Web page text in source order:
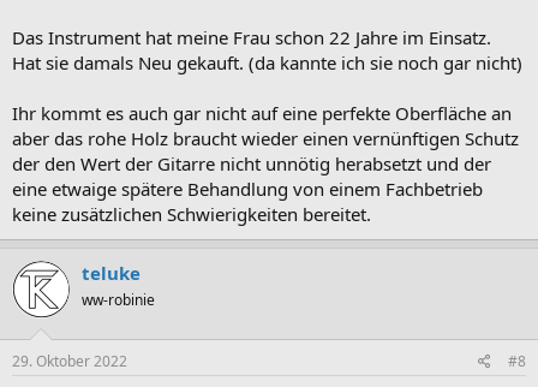
Das Instrument hat meine Frau schon 22 Jahre im Einsatz.
Hat sie damals Neu gekauft. (da kannte ich sie noch gar nicht)
Ihr kommt es auch gar nicht auf eine perfekte Oberfläche an
aber das rohe Holz braucht wieder einen vernünftigen Schutz
der den Wert der Gitarre nicht unnötig herabsetzt und der
eine etwaige spätere Behandlung von einem Fachbetrieb
keine zusätzlichen Schwierigkeiten bereitet.
teluke
ww-robinie
29. Oktober 2022 #8